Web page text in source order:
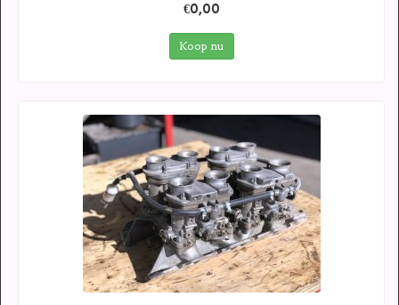
€0,00
Koop nu